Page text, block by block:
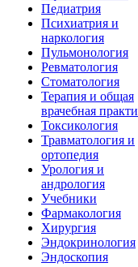
Педиатрия
Психиатрия и
наркология
Пульмонология
Ревматология
Стоматология
Терапия и общая
врачебная
Токсикология
Травматология и
ортопедия
Урология и
андрология
Учебники
Фармакология
Хирургия
Эндокринология
Эндоскопия